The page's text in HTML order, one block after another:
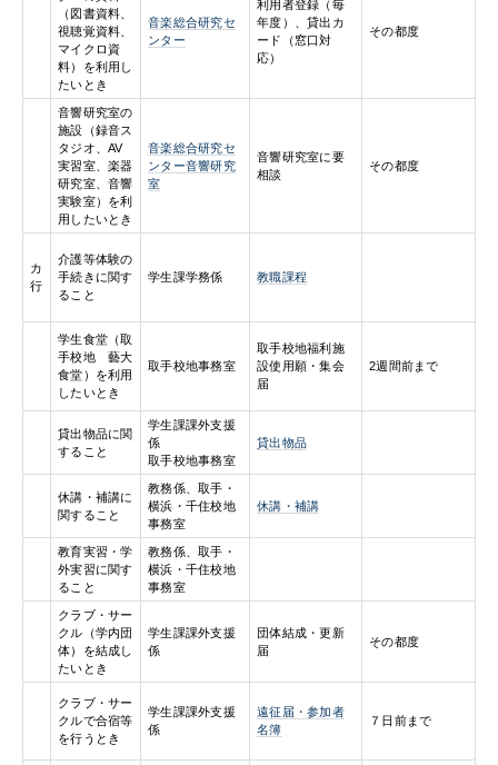
（図書資料、
視聴覚資料、
マイクロ資
料）を利用し
たいとき
音楽総合研究セ
ンター
利用者登録（毎
年度）、貸出カ
ード（窓口対
応）
その都度
音響研究室の
施設（録音ス
タジオ、AV
実習室、楽器
研究室、音響
実験室）を利
用したいとき
音楽総合研究セ
ンター音響研究
室
音響研究室に要
相談
その都度
カ
行
介護等体験の
手続きに関す
ること
学生課学務係 教職課程
学生食堂（取
手校地 藝大
食堂）を利用
したいとき
取手校地事務室
取手校地福利施
設使用願・集会
届
2週間前まで
貸出物品に関
すること
学生課課外支援
係
取手校地事務室
貸出物品
休講・補講に
関すること
教務係、取手・
横浜・千住校地
事務室
休講・補講
教育実習・学
外実習に関す
ること
教務係、取手・
横浜・千住校地
事務室
クラブ・サー
クル（学内団
体）を結成し
たいとき
学生課課外支援
係
団体結成・更新
届
その都度
クラブ・サー
クルで合宿等
を行うとき
学生課課外支援
係
遠征届・参加者
名簿
７日前まで